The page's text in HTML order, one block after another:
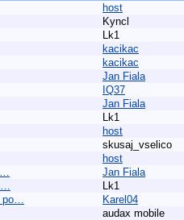
host
Kyncl
Lk1
kacikac
kacikac
Jan Fiala
IQ37
Jan Fiala
Lk1
host
skusaj_vselico
host
Jan Fiala
Lk1
Karel04
audax mobile